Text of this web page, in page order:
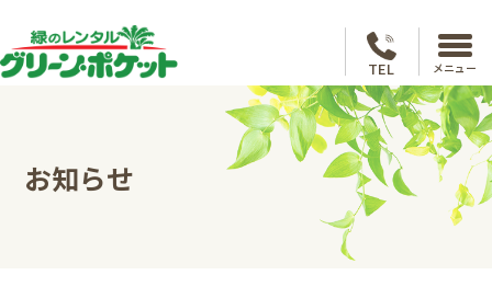
TEL メニュー
お知らせ